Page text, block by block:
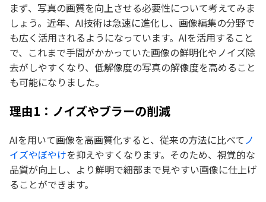
まず、写真の画質を向上させる必要性について考えてみま
しょう。近年、AI技術は急速に進化し、画像編集の分野で
も広く活用されるようになっています。AIを活用すること
で、これまで手間がかかっていた画像の鮮明化やノイズ除
去がしやすくなり、低解像度の写真の解像度を高めること
も可能になりました。
理由1：ノイズやブラーの削減
AIを用いて画像を高画質化すると、従来の方法に比べてノ
イズやぼやけを抑えやすくなります。そのため、視覚的な
品質が向上し、より鮮明で細部まで見やすい画像に仕上げ
ることができます。